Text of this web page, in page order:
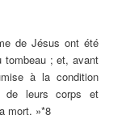
de Jésus ont été
tombeau ; et, avant
à la condition
de leurs corps et
mort. »*8